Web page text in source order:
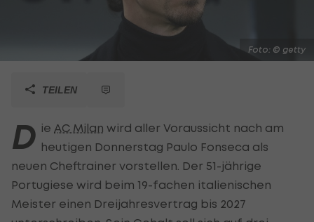
Foto: © getty
TEILEN
D ie AC Milan wird aller Voraussicht nach am
heutigen Donnerstag Paulo Fonseca als
neuen Cheftrainer vorstellen. Der 51-jährige
Portugiese wird beim 19-fachen italienischen
Meister einen Dreijahresvertrag bis 2027